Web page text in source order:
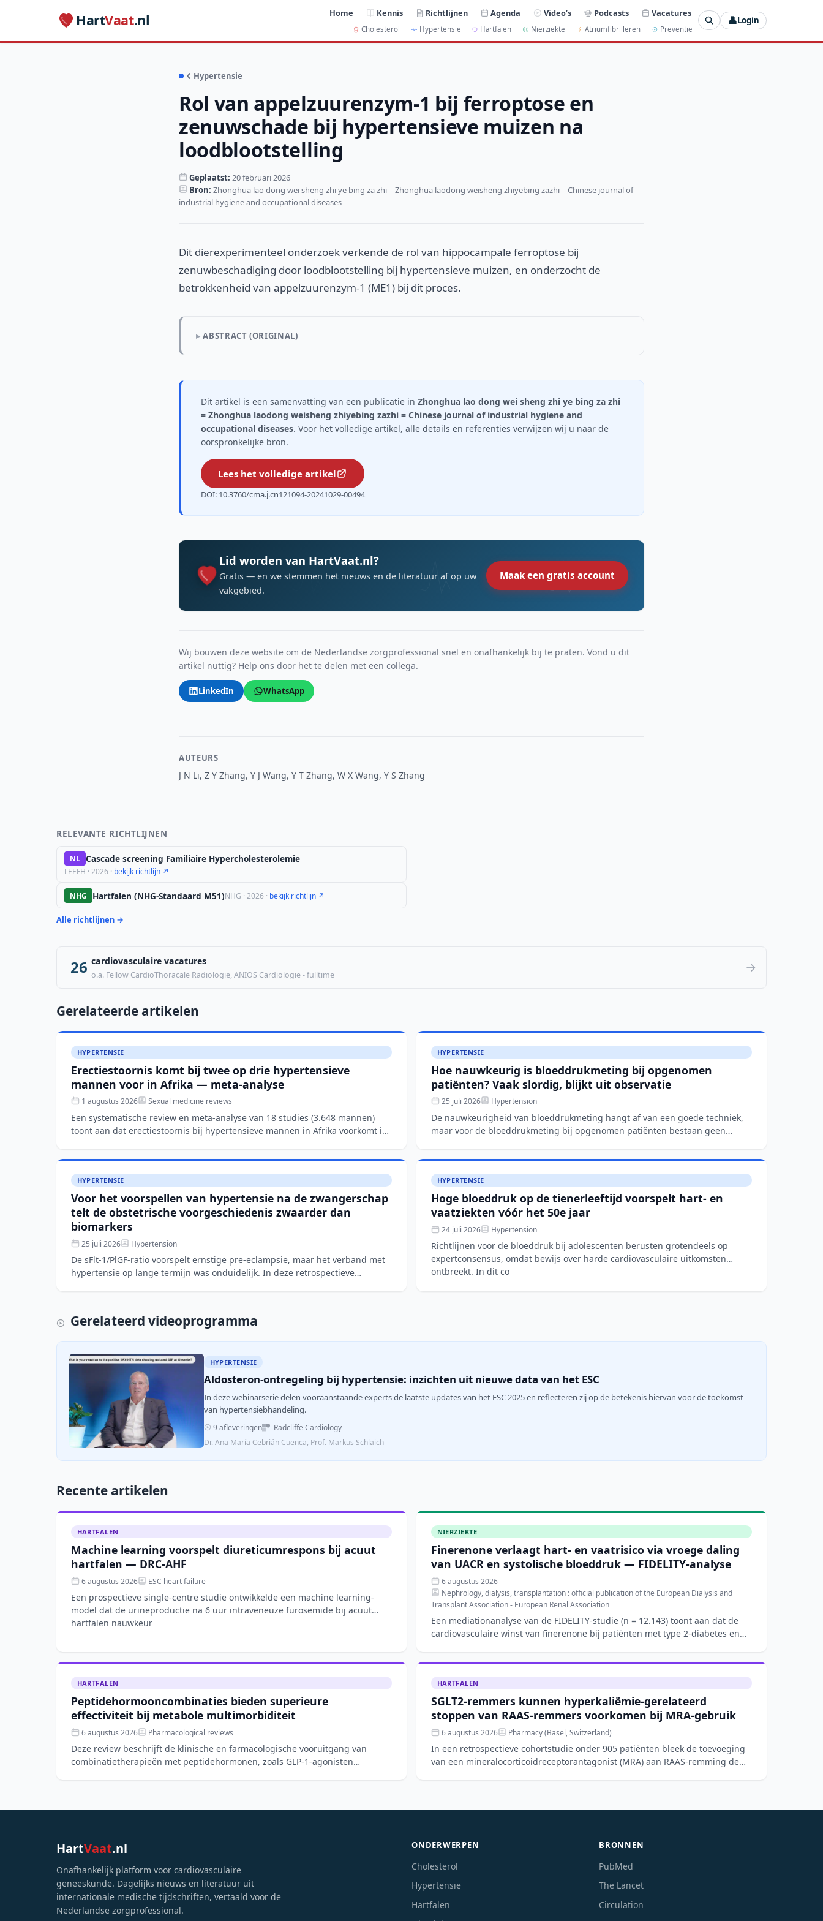
HartVaat.nl Home Kennis Richtlijnen Agenda Video’s Podcasts Vacatures
Cholesterol Hypertensie Hartfalen Nierziekte Atriumfibrilleren Preventie
👤Login
Hypertensie
Rol van appelzuurenzym-1 bij ferroptose en
zenuwschade bij hypertensieve muizen na
loodblootstelling
Geplaatst: 20 februari 2026
Bron: Zhonghua lao dong wei sheng zhi ye bing za zhi = Zhonghua laodong weisheng zhiyebing zazhi = Chinese journal of
industrial hygiene and occupational diseases
Dit dierexperimenteel onderzoek verkende de rol van hippocampale ferroptose bij
zenuwbeschadiging door loodblootstelling bij hypertensieve muizen, en onderzocht de
betrokkenheid van appelzuurenzym-1 (ME1) bij dit proces.
ABSTRACT (ORIGINAL)
Dit artikel is een samenvatting van een publicatie in Zhonghua lao dong wei sheng zhi ye bing za zhi
= Zhonghua laodong weisheng zhiyebing zazhi = Chinese journal of industrial hygiene and
occupational diseases. Voor het volledige artikel, alle details en referenties verwijzen wij u naar de
oorspronkelijke bron.
Lees het volledige artikel
DOI: 10.3760/cma.j.cn121094-20241029-00494
Lid worden van HartVaat.nl?
Gratis — en we stemmen het nieuws en de literatuur af op uw
vakgebied.
Maak een gratis account
Wij bouwen deze website om de Nederlandse zorgprofessional snel en onafhankelijk bij te praten. Vond u dit
artikel nuttig? Help ons door het te delen met een collega.
LinkedIn WhatsApp
AUTEURS
J N Li, Z Y Zhang, Y J Wang, Y T Zhang, W X Wang, Y S Zhang
RELEVANTE RICHTLIJNEN
NL Cascade screening Familiaire Hypercholesterolemie
LEEFH · 2026 · bekijk richtlijn ↗
NHG Hartfalen (NHG-Standaard M51)NHG · 2026 · bekijk richtlijn ↗
Alle richtlijnen →
26 cardiovasculaire vacatures
o.a. Fellow CardioThoracale Radiologie, ANIOS Cardiologie - fulltime →
Gerelateerde artikelen
HYPERTENSIE
Erectiestoornis komt bij twee op drie hypertensieve
mannen voor in Afrika — meta-analyse
1 augustus 2026 Sexual medicine reviews
Een systematische review en meta-analyse van 18 studies (3.648 mannen)
toont aan dat erectiestoornis bij hypertensieve mannen in Afrika voorkomt in
HYPERTENSIE
Hoe nauwkeurig is bloeddrukmeting bij opgenomen
patiënten? Vaak slordig, blijkt uit observatie
25 juli 2026 Hypertension
De nauwkeurigheid van bloeddrukmeting hangt af van een goede techniek,
maar voor de bloeddrukmeting bij opgenomen patiënten bestaan geen
HYPERTENSIE
Voor het voorspellen van hypertensie na de zwangerschap
telt de obstetrische voorgeschiedenis zwaarder dan
biomarkers
25 juli 2026 Hypertension
De sFlt-1/PlGF-ratio voorspelt ernstige pre-eclampsie, maar het verband met
hypertensie op lange termijn was onduidelijk. In deze retrospectieve
HYPERTENSIE
Hoge bloeddruk op de tienerleeftijd voorspelt hart- en
vaatziekten vóór het 50e jaar
24 juli 2026 Hypertension
Richtlijnen voor de bloeddruk bij adolescenten berusten grotendeels op
expertconsensus, omdat bewijs over harde cardiovasculaire uitkomsten
ontbreekt. In dit co
Gerelateerd videoprogramma
HYPERTENSIE
Aldosteron-ontregeling bij hypertensie: inzichten uit nieuwe data van het ESC
In deze webinarserie delen vooraanstaande experts de laatste updates van het ESC 2025 en reflecteren zij op de betekenis hiervan voor de toekomst
van hypertensiebhandeling.
9 afleveringen
Radcliffe Cardiology
Dr. Ana María Cebrián Cuenca, Prof. Markus Schlaich
Recente artikelen
HARTFALEN
Machine learning voorspelt diureticumrespons bij acuut
hartfalen — DRC-AHF
6 augustus 2026 ESC heart failure
Een prospectieve single-centre studie ontwikkelde een machine learning-
model dat de urineproductie na 6 uur intraveneuze furosemide bij acuut
hartfalen nauwkeur
NIERZIEKTE
Finerenone verlaagt hart- en vaatrisico via vroege daling
van UACR en systolische bloeddruk — FIDELITY-analyse
6 augustus 2026
Nephrology, dialysis, transplantation : official publication of the European Dialysis and
Transplant Association - European Renal Association
Een mediationanalyse van de FIDELITY-studie (n = 12.143) toont aan dat de
cardiovasculaire winst van finerenone bij patiënten met type 2-diabetes en
HARTFALEN
Peptidehormooncombinaties bieden superieure
effectiviteit bij metabole multimorbiditeit
6 augustus 2026 Pharmacological reviews
Deze review beschrijft de klinische en farmacologische vooruitgang van
combinatietherapieën met peptidehormonen, zoals GLP-1-agonisten
HARTFALEN
SGLT2-remmers kunnen hyperkaliëmie-gerelateerd
stoppen van RAAS-remmers voorkomen bij MRA-gebruik
6 augustus 2026 Pharmacy (Basel, Switzerland)
In een retrospectieve cohortstudie onder 905 patiënten bleek de toevoeging
van een mineralocorticoidreceptorantagonist (MRA) aan RAAS-remming de
HartVaat.nl
Onafhankelijk platform voor cardiovasculaire
geneeskunde. Dagelijks nieuws en literatuur uit
internationale medische tijdschriften, vertaald voor de
Nederlandse zorgprofessional.
ONDERWERPEN
Cholesterol
Hypertensie
Hartfalen
BRONNEN
PubMed
The Lancet
Circulation